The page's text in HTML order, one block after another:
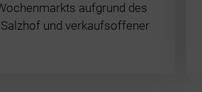
aufgrund des
und verkaufsoffener